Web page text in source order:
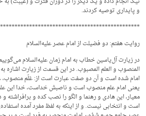
و پایداری توصیه کردند.
روایت هفتم: دو فضیلت از امام عصر علیه‌السلام
در زیارت آل‌یاسین خطاب به امام زمان علیه‌السلام می‌گوییم
المنصوب و العلم المصبوب. در این قسمت از زیارت اشاره
امام شده است و آن دو صفت عبارت است از: عَلَم
یعنی امام علم منصوب است و ناصبش خداست، خدا این علم،
معیار، این هادی و رهنما و الگو را نصب کده و برافراشته
است و انتخابی نیست. و از اینکه به لفظ مفرد آمده